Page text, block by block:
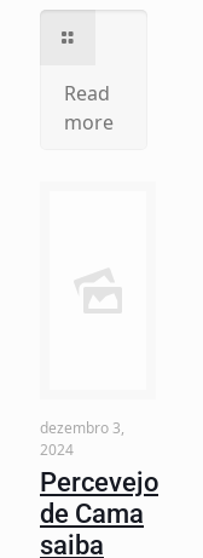
Read
more
dezembro 3,
2024
Percevejo
de Cama
saiba